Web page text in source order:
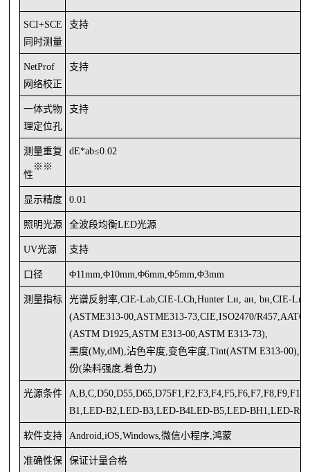
SCI+SCE
同时测量
支持
NetProf
网络校正
支持
一体式物
理定位孔
支持
测量重复
性
※※
dE*ab≤0.02
显示精度 0.01
照明光源 全波段均衡LED光源
UV光源 支持
口径 Φ11mm,Φ10mm,Φ6mm,Φ5mm,Φ3mm
测量指标 光谱反射率,CIE-Lab,CIE-LCh,Hunter Lн, ан, bн,CIE-
(ASTME313-00,ASTME313-73,CIE,ISO2470/
(ASTM D1925,ASTM E313-00,ASTM E313-73),
黑度(My,dM),沾色牢度,变色牢度,Tint(ASTM E313-00),
份(染料强度,着色力)
光源条件
B1,LED-B2,LED-B3,LED-B4LED-B5,LED-BH1,LED-
软件支持 Android,iOS,Windows,微信小程序,鸿蒙
准确性保
保证计量合格